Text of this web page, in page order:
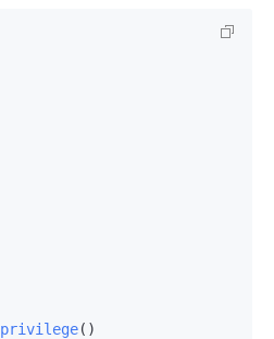
privilege( )